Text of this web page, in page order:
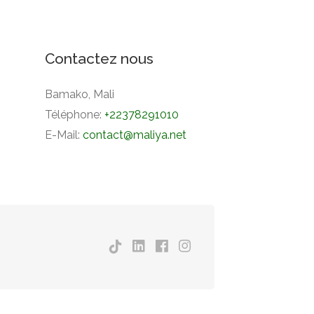
Contactez nous
Bamako, Mali
Téléphone: +22378291010
E-Mail: contact@maliya.net